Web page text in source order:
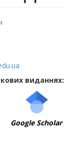
виданнях:
Google Scholar